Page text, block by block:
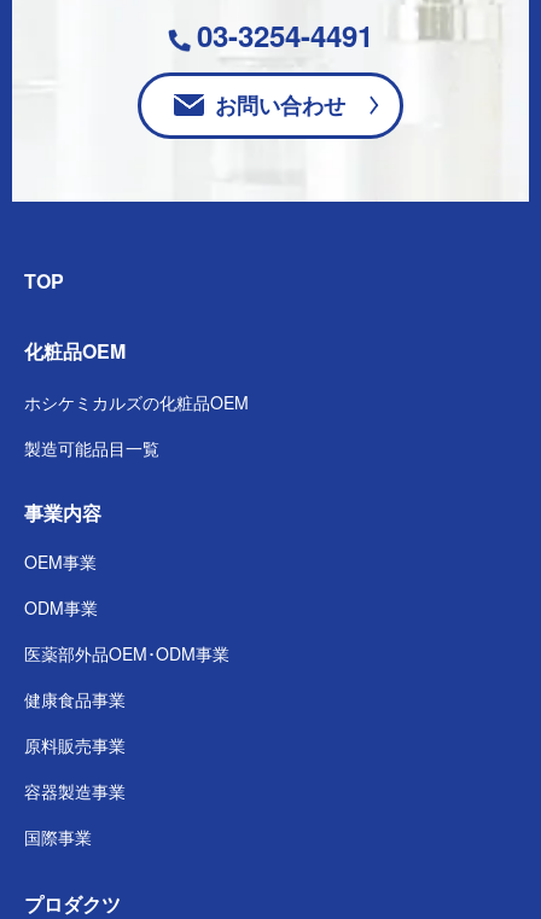
03-3254-4491
お問い合わせ
TOP
化粧品OEM
ホシケミカルズの化粧品OEM
製造可能品目一覧
事業内容
OEM事業
ODM事業
医薬部外品OEM･ODM事業
健康食品事業
原料販売事業
容器製造事業
国際事業
プロダクツ